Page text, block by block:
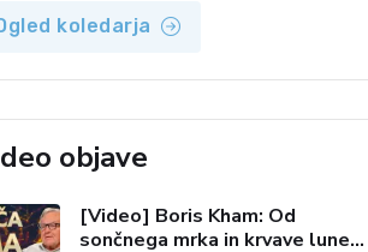
koledarja
objave
[Video] Boris Kham: Od
sončnega mrka in krvave lune